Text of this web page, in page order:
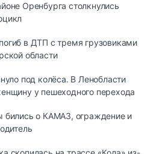
Оренбурга столкнулись
в ДТП с тремя грузовиками
области
под колёса. В Ленобласти
у пешеходного перехода
бились о КАМАЗ, ограждение и